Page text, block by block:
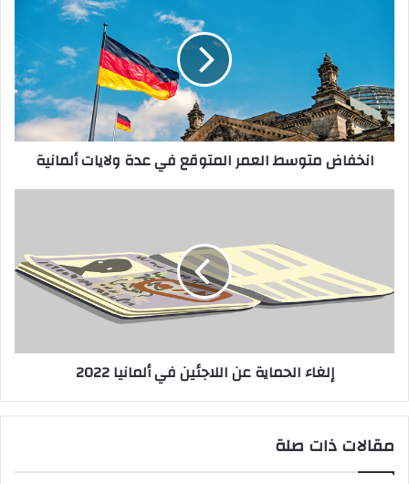
ولايات
ألمانية
انخفاض متوسط العمر المتوقع في عدة ولايات ألمانية
ألمانيا
إلغاء الحماية عن اللاجئين في ألمانيا 2022
مقالات ذات صلة